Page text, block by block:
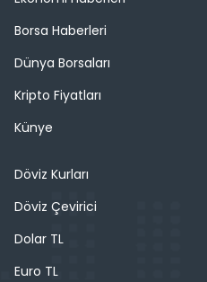
Borsa Haberleri
Dünya Borsaları
Kripto Fiyatları
Künye
Döviz Kurları
Döviz Çevirici
Dolar TL
Euro TL